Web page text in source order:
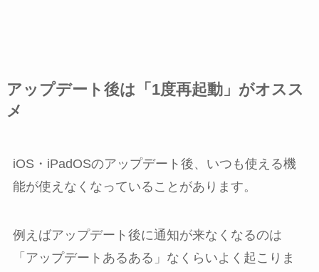
アップデート後は「1度再起動」がオスス
メ
iOS・iPadOSのアップデート後、いつも使える機
能が使えなくなっていることがあります。
例えばアップデート後に通知が来なくなるのは
「アップデートあるある」なくらいよく起こりま